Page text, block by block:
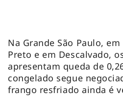
Na Grande São Paulo, em
Preto e em Descalvado,
apresentam queda de
congelado segue
frango resfriado ainda é